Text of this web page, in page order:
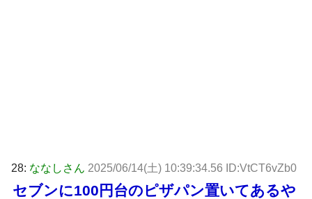
28: ななしさん 2025/06/14(土) 10:39:34.56 ID:VtCT6vZb0
セブンに100円台のピザパン置いてあるや